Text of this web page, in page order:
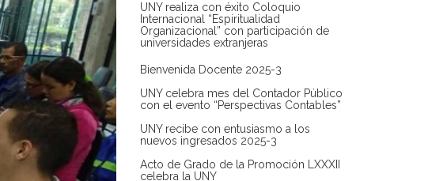
UNY realiza con éxito Coloquio
Internacional “Espiritualidad
Organizacional” con participación de
universidades extranjeras
Bienvenida Docente 2025-3
UNY celebra mes del Contador Público
con el evento “Perspectivas Contables”
UNY recibe con entusiasmo a los
nuevos ingresados 2025-3
Acto de Grado de la Promoción LXXXII
celebra la UNY